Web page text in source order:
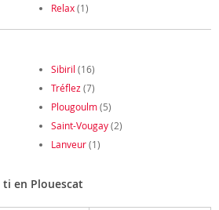
Relax(1)
Sibiril (16)
Tréflez (7)
Plougoulm(5)
Saint-Vougay(2)
Lanveur(1)
ti en Plouescat